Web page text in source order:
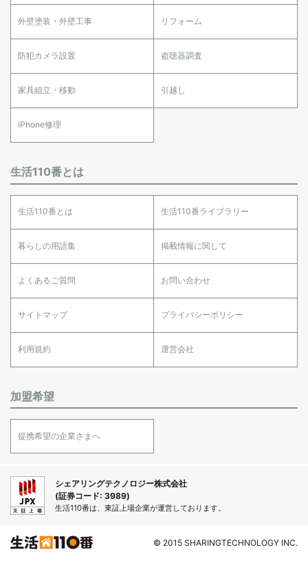
外壁塗装・外壁工事 リフォーム
防犯カメラ設置 盗聴器調査
家具組立・移動 引越し
iPhone修理
生活110番とは
生活110番とは 生活110番ライブラリー
暮らしの用語集 掲載情報に関して
よくあるご質問 お問い合わせ
サイトマップ プライバシーポリシー
利用規約 運営会社
加盟希望
提携希望の企業さまへ
シェアリングテクノロジー株式会社
(証券コード: 3989)
生活110番は、東証上場企業が運営しております。
© 2015 SHARINGTECHNOLOGY INC.